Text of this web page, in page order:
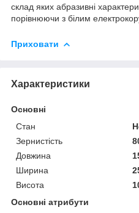
склад яких абразивні
порівнюючи з білим
Приховати
Характеристики
Основні
Стан
Зернистість
Довжина
Ширина
Висота
Основні атрибути